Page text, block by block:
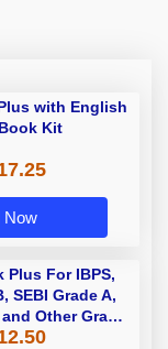
with English
Kit
Now
Plus For IBPS,
SEBI Grade A,
Other Grade
Exams